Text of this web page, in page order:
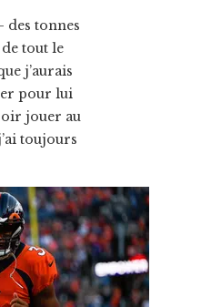
des tonnes
tout le
j’aurais
pour lui
jouer au
toujours